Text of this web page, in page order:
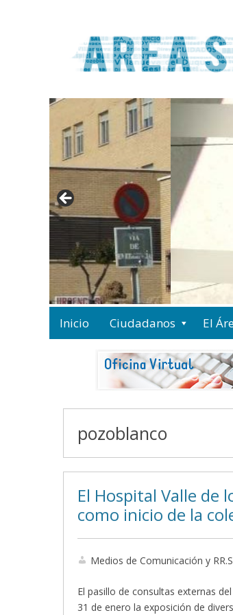
Inicio Ciudadanos El
pozoblanco
El Hospital Valle de
como inicio de la
Medios de Comunicación y
El pasillo de consultas externas
31 de enero la exposición de